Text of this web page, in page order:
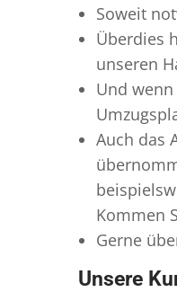
Soweit
Überdies
unseren
Und
Auch das
Kommen
Gerne
Unsere